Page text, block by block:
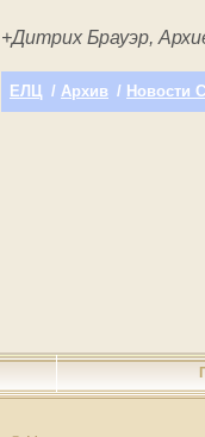
+Дитрих Брауэр,
ЕЛЦ / Архив / Новости